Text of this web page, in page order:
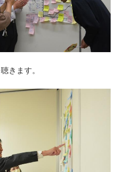
きます。